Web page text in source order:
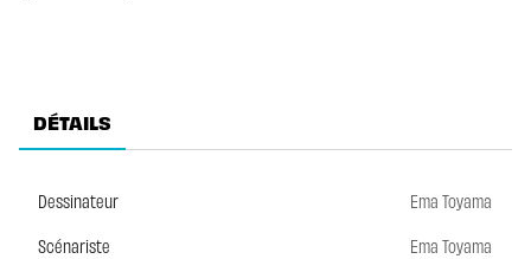
DÉTAILS
Dessinateur
Ema Toyama
Scénariste
Ema Toyama